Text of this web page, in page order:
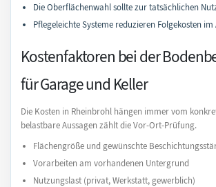
Die Oberflächenwahl sollte zur tatsächlichen
Pflegeleichte Systeme reduzieren Folgekosten im
Kostenfaktoren bei der
für Garage und Keller
Die Kosten in Rheinbrohl hängen immer vom
belastbare Aussagen zählt die Vor-Ort-Prüfung.
Flächengröße und gewünschte
Vorarbeiten am vorhandenen Untergrund
Nutzungslast (privat, Werkstatt, gewerblich)